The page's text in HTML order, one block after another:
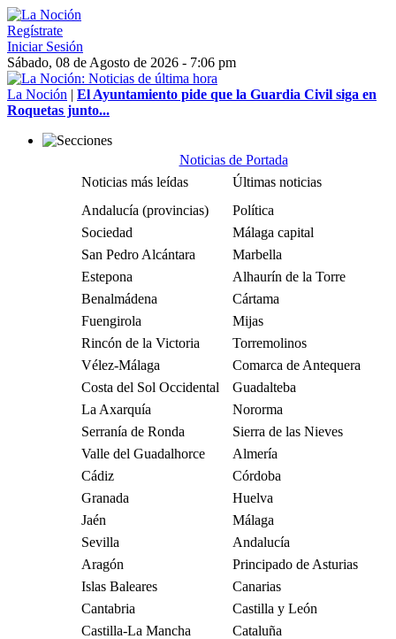
Regístrate
Iniciar Sesión
Sábado, 08 de Agosto de 2026 - 7:06 pm
La Noción | El Ayuntamiento pide que la Guardia Civil siga en
Roquetas junto...
Noticias de Portada
Noticias más leídas
Últimas noticias
Andalucía (provincias)
Política
Sociedad
Málaga capital
San Pedro Alcántara
Marbella
Estepona
Alhaurín de la Torre
Benalmádena
Cártama
Fuengirola
Mijas
Rincón de la Victoria
Torremolinos
Vélez-Málaga
Comarca de Antequera
Costa del Sol Occidental
Guadalteba
La Axarquía
Nororma
Serranía de Ronda
Sierra de las Nieves
Valle del Guadalhorce
Almería
Cádiz
Córdoba
Granada
Huelva
Jaén
Málaga
Sevilla
Andalucía
Aragón
Principado de Asturias
Islas Baleares
Canarias
Cantabria
Castilla y León
Castilla-La Mancha
Cataluña